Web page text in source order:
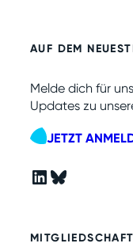
AUF DEM
Melde dich für
Updates zu
JETZT
LinkedIn Bluesky